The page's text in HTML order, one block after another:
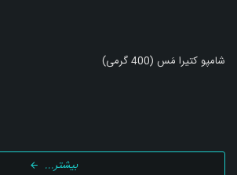
شامپو کتیرا مَس (400 گرمی)
بیشتر...